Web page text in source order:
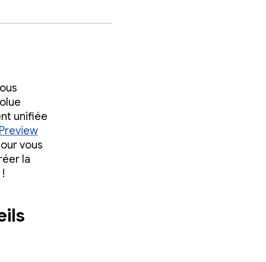
unifiée
Preview
vous
la